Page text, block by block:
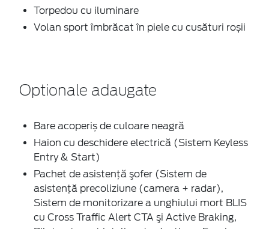
Torpedou cu iluminare
Volan sport îmbrăcat în piele cu cusături roșii
Optionale adaugate
Bare acoperiș de culoare neagră
Haion cu deschidere electrică (Sistem Keyless
Entry & Start)
Pachet de asistenţă şofer (Sistem de
asistenţă precoliziune (camera + radar),
Sistem de monitorizare a unghiului mort BLIS
cu Cross Traffic Alert CTA şi Active Braking,